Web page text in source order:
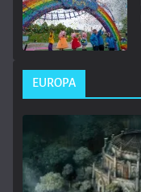
EUROPA